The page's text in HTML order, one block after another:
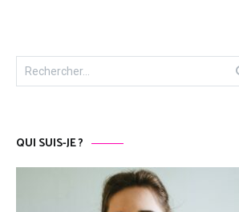
Rechercher :
QUI SUIS-JE ?